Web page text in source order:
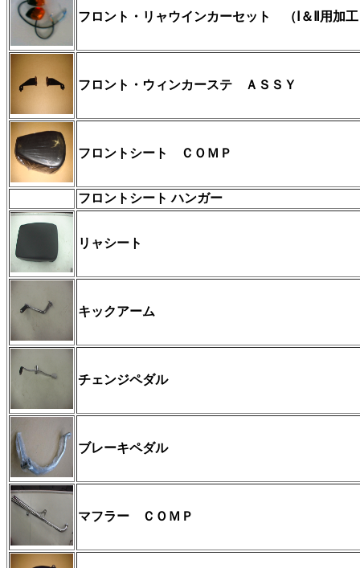
フロント・リャウインカーセット （Ⅰ＆Ⅱ用加
フロント・ウィンカーステ ＡＳＳＹ
フロントシート ＣＯＭＰ
フロントシート ハンガー
リャシート
キックアーム
チェンジペダル
ブレーキペダル
マフラー ＣＯＭＰ